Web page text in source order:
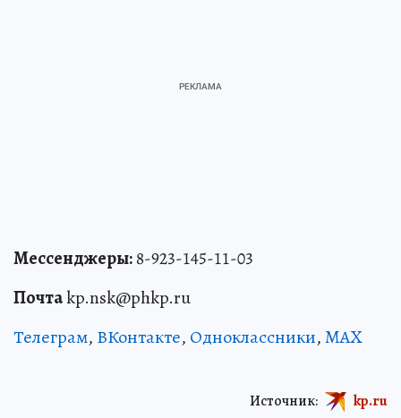
Мессенджеры:8-923-145-11-03
Почтаkp.nsk@phkp.ru
Телеграм, ВКонтакте, Одноклассники,MAX
Источник: kp.ru